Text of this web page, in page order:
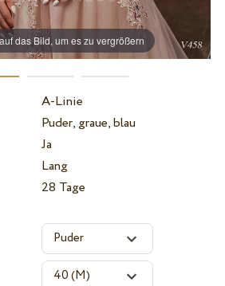
das Bild, um es zu vergrößern
A-Linie
Puder, graue, blau
Ja
Lang
28 Tage